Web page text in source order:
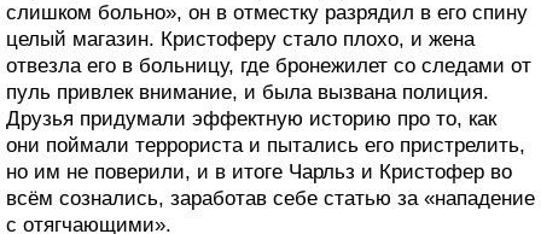
слишком больно», он в отместку разрядил в его спину
целый магазин. Кристоферу стало плохо, и жена
отвезла его в больницу, где бронежилет со следами от
пуль привлек внимание, и была вызвана полиция.
Друзья придумали эффектную историю про то, как
они поймали террориста и пытались его пристрелить,
но им не поверили, и в итоге Чарльз и Кристофер во
всём сознались, заработав себе статью за «нападение
с отягчающими».